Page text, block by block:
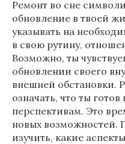
Ремонт во сне
обновление в твоей
указывать на
в свою рутину,
Возможно, ты
обновлении своего
внешней обстановки.
означать, что ты
перспективам. Это
новых возможностей.
изучить, какие